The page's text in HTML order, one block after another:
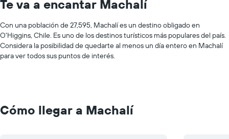
Te va a encantar Machalí
Con una población de 27,595, Machalí es un destino obligado en
O'Higgins, Chile. Es uno de los destinos turísticos más populares del país.
Considera la posibilidad de quedarte al menos un día entero en Machalí
para ver todos sus puntos de interés.
Cómo llegar a Machalí